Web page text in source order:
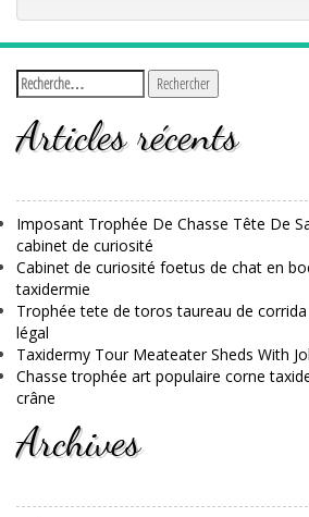
Articles récents
Imposant Trophée De Chasse Tête De
cabinet de curiosité
Cabinet de curiosité foetus de chat en
taxidermie
Trophée tete de toros taureau de
légal
Taxidermy Tour Meateater Sheds With
Chasse trophée art populaire corne
crâne
Archives